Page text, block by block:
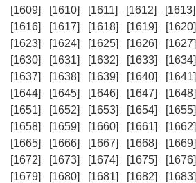
[1609]
[1610] [1611] [1612] [1613]
[1616]
[1617] [1618] [1619] [1620]
[1623]
[1624] [1625] [1626] [1627]
[1630]
[1631] [1632] [1633] [1634]
[1637]
[1638] [1639] [1640] [1641]
[1644]
[1645] [1646] [1647] [1648]
[1651]
[1652] [1653] [1654] [1655]
[1658]
[1659] [1660] [1661] [1662]
[1665]
[1666] [1667] [1668] [1669]
[1672]
[1673] [1674] [1675] [1676]
[1679]
[1680] [1681] [1682] [1683]